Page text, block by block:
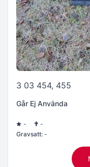
3 03 454, 455
Går Ej Använda
-
-
Gravsatt: -